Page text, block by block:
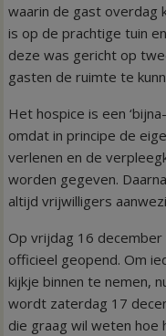
waarin de gast overdag
is op de prachtige tuin
deze was gericht op
gasten de ruimte te
Het hospice is een
omdat in principe de
verlenen en de
worden gegeven.
altijd vrijwilligers
Op vrijdag 16
officieel geopend. Om
kijkje binnen te nemen,
wordt zaterdag 17
die graag wil weten hoe